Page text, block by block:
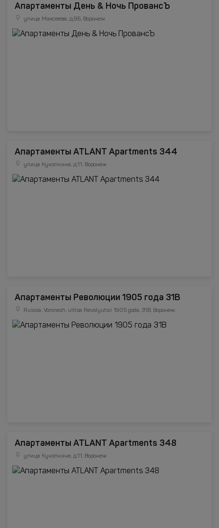
Апартаменты День & Ночь ПровансЪ
улица Моисеева, д.9Б, Воронеж
Апартаменты ATLANT Apartments 344
улица Куколкина, д.11, Воронеж
Апартаменты Революции 1905 года 31В
Russia, Voronezh, ulitsa Revolyutsii 1905 goda, 31B, Воронеж
Апартаменты ATLANT Apartments 348
улица Куколкина, д.11, Воронеж